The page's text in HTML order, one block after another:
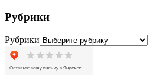
Рубрики
Рубрики